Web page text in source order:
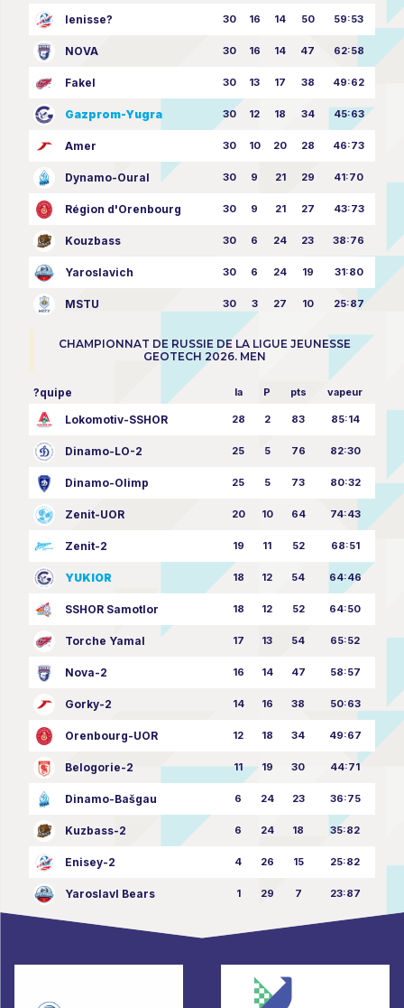
Ienisse? 30 16 14 50 59:53
NOVA 30 16 14 47 62:58
Fakel 30 13 17 38 49:62
Gazprom-Yugra 30 12 18 34 45:63
Amer 30 10 20 28 46:73
Dynamo-Oural 30 9 21 29 41:70
Région d'Orenbourg 30 9 21 27 43:73
Kouzbass 30 6 24 23 38:76
Yaroslavich 30 6 24 19 31:80
MSTU 30 3 27 10 25:87
CHAMPIONNAT DE RUSSIE DE LA LIGUE JEUNESSE
GEOTECH 2026. MEN
?quipe la P pts vapeur
Lokomotiv-SSHOR 28 2 83 85:14
Dinamo-LO-2 25 5 76 82:30
Dinamo-Olimp 25 5 73 80:32
Zenit-UOR 20 10 64 74:43
Zenit-2 19 11 52 68:51
YUKIOR 18 12 54 64:46
SSHOR Samotlor 18 12 52 64:50
Torche Yamal 17 13 54 65:52
Nova-2 16 14 47 58:57
Gorky-2 14 16 38 50:63
Orenbourg-UOR 12 18 34 49:67
Belogorie-2 11 19 30 44:71
Dinamo-Bašgau 6 24 23 36:75
Kuzbass-2 6 24 18 35:82
Enisey-2 4 26 15 25:82
Yaroslavl Bears 1 29 7 23:87